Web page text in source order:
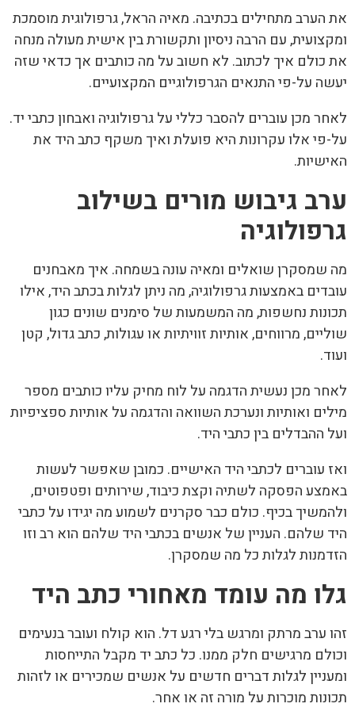
את הערב מתחילים בכתיבה. מאיה הראל, גרפולוגית מוסמכת
ומקצועית, עם הרבה ניסיון ותקשורת בין אישית מעולה מנחה
את כולם איך לכתוב. לא חשוב על מה כותבים אך כדאי שזה
יעשה על-פי התנאים הגרפולוגיים המקצועיים.
לאחר מכן עוברים להסבר כללי על גרפולוגיה ואבחון כתבי יד.
על-פי אלו עקרונות היא פועלת ואיך משקף כתב היד את
האישיות.
ערב גיבוש מורים בשילוב
גרפולוגיה
מה שמסקרן שואלים ומאיה עונה בשמחה. איך מאבחנים
עובדים באמצעות גרפולוגיה, מה ניתן לגלות בכתב היד, אילו
תכונות נחשפות, מה המשמעות של סימנים שונים כגון
שוליים, מרווחים, אותיות זוויתיות או עגולות, כתב גדול, קטן
ועוד.
לאחר מכן נעשית הדגמה על לוח מחיק עליו כותבים מספר
מילים ואותיות ונערכת השוואה והדגמה על אותיות ספציפיות
ועל ההבדלים בין כתבי היד.
ואז עוברים לכתבי היד האישיים. כמובן שאפשר לעשות
באמצע הפסקה לשתיה וקצת כיבוד, שירותים ופטפוטים,
ולהמשיך בכיף. כולם כבר סקרנים לשמוע מה יגידו על כתבי
היד שלהם. העניין של אנשים בכתבי היד שלהם הוא רב וזו
הזדמנות לגלות כל מה שמסקרן.
גלו מה עומד מאחורי כתב היד
זהו ערב מרתק ומרגש בלי רגע דל. הוא קולח ועובר בנעימים
וכולם מרגישים חלק ממנו. כל כתב יד מקבל התייחסות
ומעניין לגלות דברים חדשים על אנשים שמכירים או לזהות
תכונות מוכרות על מורה זה או אחר.